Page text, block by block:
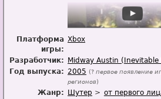
Платформа
игры:
Xbox
Разработчик:
Midway Austin
Год выпуска: 2005 (? первое появление
регионов)
Жанр: Шутер
от первого